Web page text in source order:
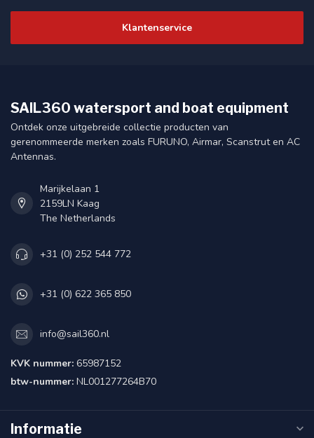
Klantenservice
SAIL360 watersport and boat equipment
Ontdek onze uitgebreide collectie producten van
gerenommeerde merken zoals FURUNO, Airmar, Scanstrut en AC
Antennas.
Marijkelaan 1
2159LN Kaag
The Netherlands
+31 (0) 252 544 772
+31 (0) 622 365 850
info@sail360.nl
KVK nummer: 65987152
btw-nummer: NL001277264B70
Informatie